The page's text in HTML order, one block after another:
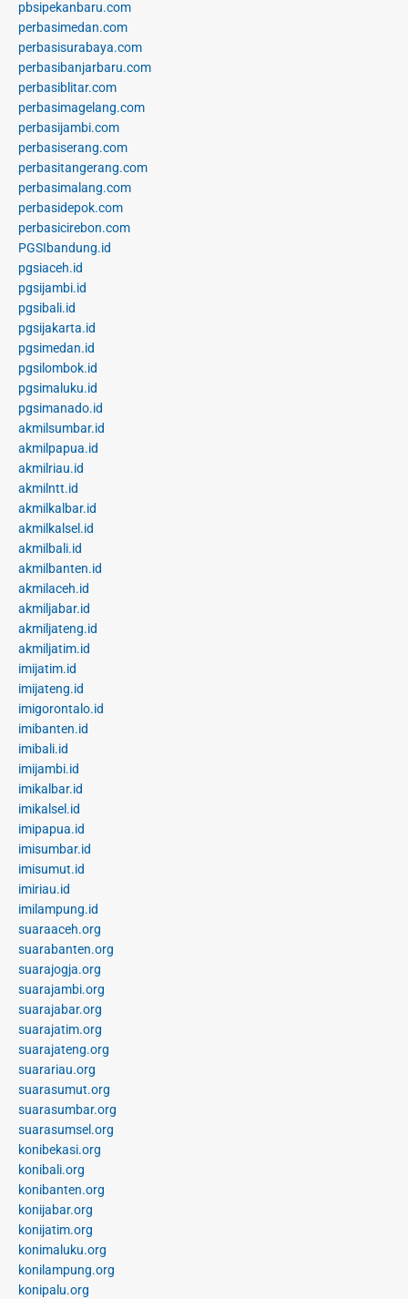
pbsipekanbaru.com
perbasimedan.com
perbasisurabaya.com
perbasibanjarbaru.com
perbasiblitar.com
perbasimagelang.com
perbasijambi.com
perbasiserang.com
perbasitangerang.com
perbasimalang.com
perbasidepok.com
perbasicirebon.com
PGSIbandung.id
pgsiaceh.id
pgsijambi.id
pgsibali.id
pgsijakarta.id
pgsimedan.id
pgsilombok.id
pgsimaluku.id
pgsimanado.id
akmilsumbar.id
akmilpapua.id
akmilriau.id
akmilntt.id
akmilkalbar.id
akmilkalsel.id
akmilbali.id
akmilbanten.id
akmilaceh.id
akmiljabar.id
akmiljateng.id
akmiljatim.id
imijatim.id
imijateng.id
imigorontalo.id
imibanten.id
imibali.id
imijambi.id
imikalbar.id
imikalsel.id
imipapua.id
imisumbar.id
imisumut.id
imiriau.id
imilampung.id
suaraaceh.org
suarabanten.org
suarajogja.org
suarajambi.org
suarajabar.org
suarajatim.org
suarajateng.org
suarariau.org
suarasumut.org
suarasumbar.org
suarasumsel.org
konibekasi.org
konibali.org
konibanten.org
konijabar.org
konijatim.org
konimaluku.org
konilampung.org
konipalu.org